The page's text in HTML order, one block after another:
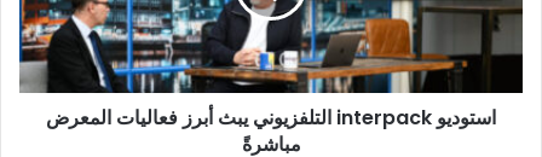
فعاليات
المعرض
استوديو interpack التلفزيوني يبث أبرز فعاليات المعرض
مباشرةً